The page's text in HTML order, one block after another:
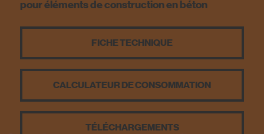
pour éléments de construction en béton
FICHE TECHNIQUE
CALCULATEUR DE CONSOMMATION
TÉLÉCHARGEMENTS